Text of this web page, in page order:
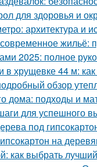
для здоровья и
архитектура и
жильё:
2025: полное
хрущевке 44 м:
обзор
дома: подходы и
для успешного
под
на
как выбрать